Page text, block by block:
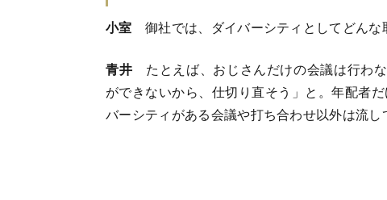
小室 御社では、ダイバーシティとしてどんな
青井 たとえば、おじさんだけの会議は行わ
ができないから、仕切り直そう」と。年配者
バーシティがある会議や打ち合わせ以外は流し